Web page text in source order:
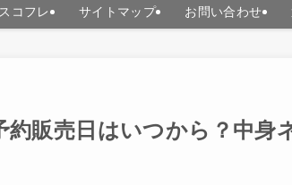
コフレ サイトマップ お問い合わせ
販売日はいつから？中身